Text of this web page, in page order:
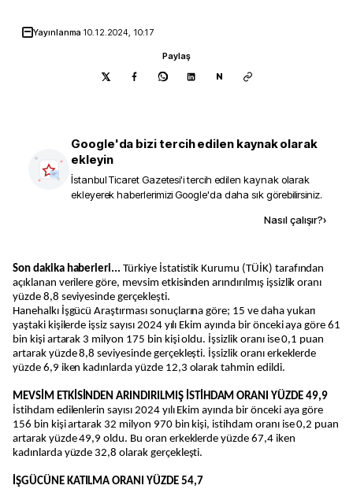
Yayınlanma 10.12.2024, 10:17
Paylaş
N
Google'da bizi tercih edilen kaynak olarak
ekleyin
İstanbul Ticaret Gazetesi'i tercih edilen kaynak olarak
ekleyerek haberlerimizi Google'da daha sık görebilirsiniz.
Nasıl çalışır?›
Son dakika haberleri...Türkiye İstatistik Kurumu (TÜİK) tarafından
açıklanan verilere göre, mevsim etkisinden arındırılmış işsizlik oranı
yüzde 8,8 seviyesinde gerçekleşti.
Hanehalkı İşgücü Araştırması sonuçlarına göre; 15 ve daha yukarı
yaştaki kişilerde işsiz sayısı 2024 yılı Ekim ayında bir önceki aya göre 61
bin kişi artarak 3 milyon 175 bin kişi oldu. İşsizlik oranı ise 0,1 puan
artarak yüzde 8,8 seviyesinde gerçekleşti. İşsizlik oranı erkeklerde
yüzde 6,9 iken kadınlarda yüzde 12,3 olarak tahmin edildi.
MEVSİM ETKİSİNDEN ARINDIRILMIŞ İSTİHDAM ORANI YÜZDE 49,9
İstihdam edilenlerin sayısı 2024 yılı Ekim ayında bir önceki aya göre
156 bin kişi artarak 32 milyon 970 bin kişi, istihdam oranı ise 0,2 puan
artarak yüzde 49,9 oldu. Bu oran erkeklerde yüzde 67,4 iken
kadınlarda yüzde 32,8 olarak gerçekleşti.
İŞGÜCÜNE KATILMA ORANI YÜZDE 54,7